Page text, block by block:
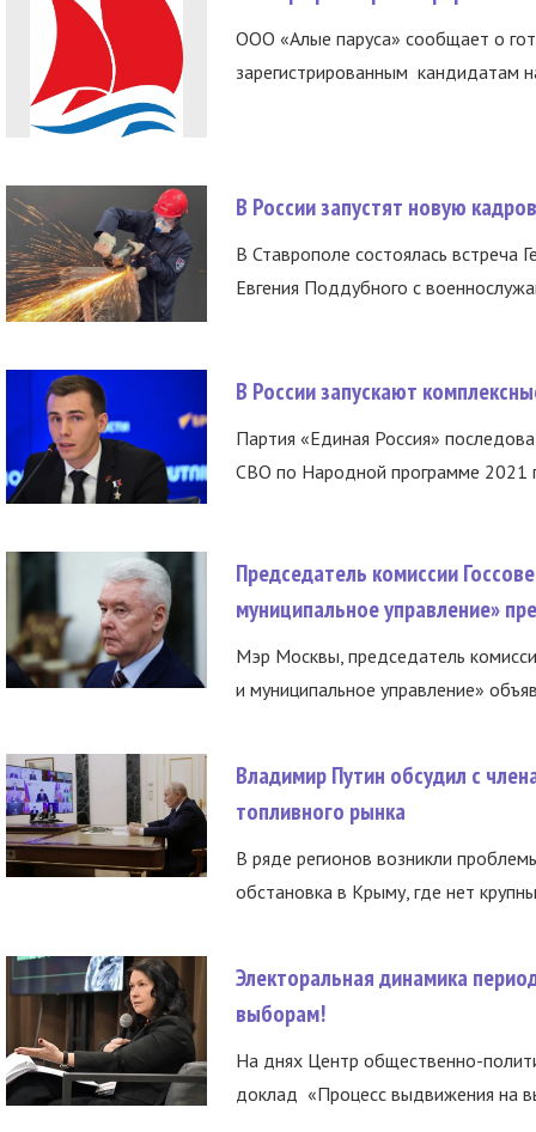
ООО «Алые паруса» сообщает о
зарегистрированным кандидатам
В России запустят новую
В Ставрополе состоялась встреча
Евгения Поддубного с
В России запускают
Партия «Единая Россия»
СВО по Народной программе 2021
Председатель комиссии
муниципальное управление»
Мэр Москвы, председатель
и муниципальное управление»
Владимир Путин обсудил с
топливного рынка
В ряде регионов возникли
обстановка в Крыму, где нет
Электоральная динамика
выборам!
На днях Центр общественно-
доклад «Процесс выдвижения на